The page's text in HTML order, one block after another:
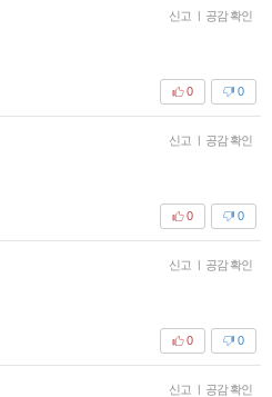
신고 | 공감 확인
0
0
신고 | 공감 확인
0
0
신고 | 공감 확인
0
0
신고 | 공감 확인